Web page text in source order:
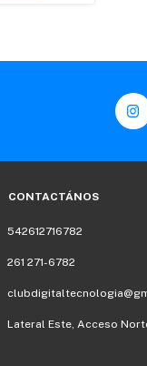
CONTACTÁNOS
542612716782
261 271-6782
Lateral Este, Acceso